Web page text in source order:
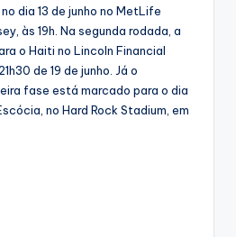
dia 13 de junho no MetLife
às 19h. Na segunda rodada, a
o Haiti no Lincoln Financial
de 19 de junho. Já o
fase está marcado para o dia
no Hard Rock Stadium, em